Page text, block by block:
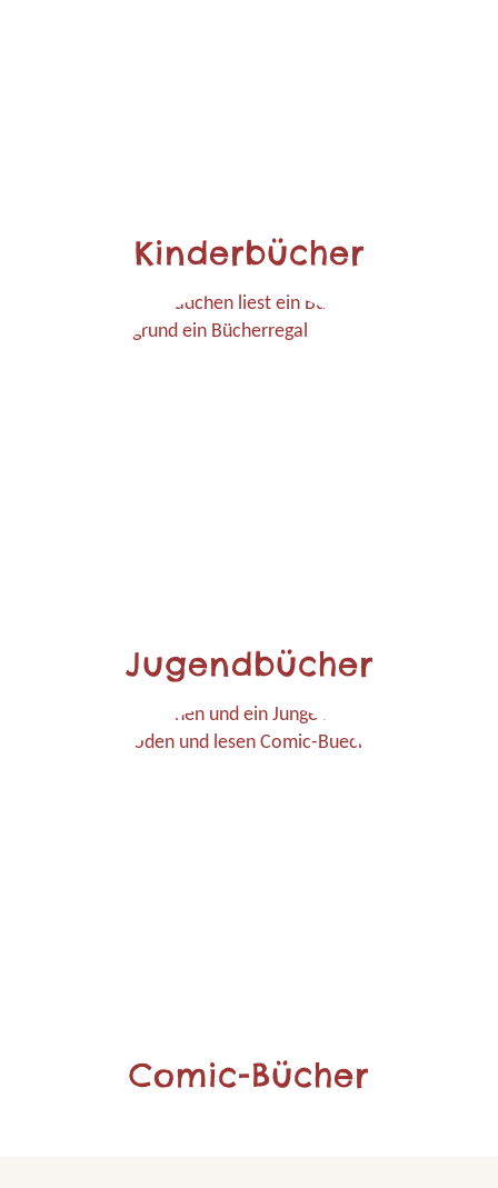
Kinderbücher
Jugendbücher
Comic-Bücher